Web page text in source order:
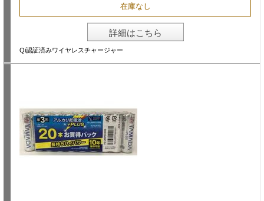
在庫なし
詳細はこちら
Qi認証済みワイヤレスチャージャー